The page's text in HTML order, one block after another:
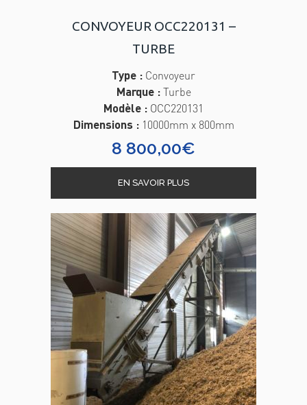
CONVOYEUR OCC220131 –
TURBE
Type : Convoyeur
Marque :Turbe
Modèle : OCC220131
Dimensions :10000mm x 800mm
8 800,00€
EN SAVOIR PLUS